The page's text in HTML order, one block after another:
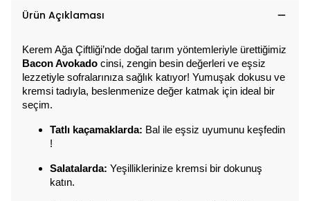
Ürün Açıklaması
Kerem Ağa Çiftliği’nde doğal tarım yöntemleriyle ürettiğimiz
Bacon Avokado cinsi, zengin besin değerleri ve eşsiz
lezzetiyle sofralarınıza sağlık katıyor! Yumuşak dokusu ve
kremsi tadıyla, beslenmenize değer katmak için ideal bir
seçim.
Tatlı kaçamaklarda: Bal ile eşsiz uyumunu keşfedin
!
Salatalarda: Yeşilliklerinize kremsi bir dokunuş
katın.